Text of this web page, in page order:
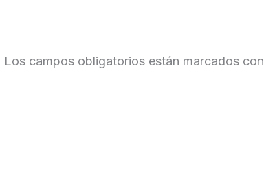
Los campos obligatorios están marcados con